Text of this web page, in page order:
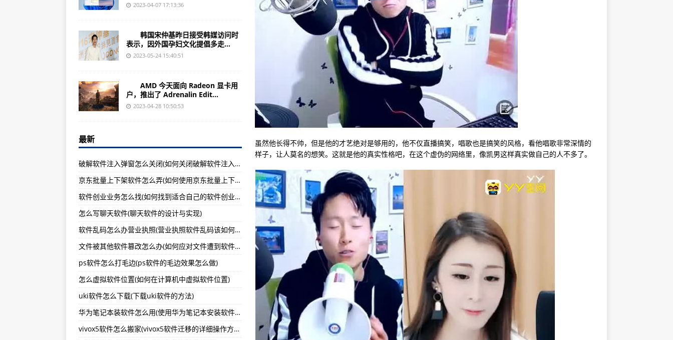
（2023年06月26日）【营养与食品】干饭人的外卖故事，健康点餐小窍门-动态:
（2023年06月26日）为期5个月！云南省三部门联合开展养老机构、建筑工地食堂食品安全专项检查-【世
界新视野】
（2023年06月26日）新食品原料巴拉圭冬青叶（马黛茶叶）公开征求意见-当前热点-
（2023年06月26日）部分中国日料餐厅因日本核污水计划停止进口日本海产品-【世界报资讯】
（2023年06月26日）麦当劳中国总部宣布100%全面采用MSC认证白鱼-天天要闻:
（2023年06月26日）国家市场监管总局到九江市调研特殊食品注册管理工作-环球通讯!
（2023年06月26日）抚州乐安县开展食品安全“两个责任”包保督导-天天观速讯丨
（2023年06月26日）四川首份食品安全检查事项清单出台-当前要闻:
（2023年06月26日）食品行业一周舆情信息汇总（6.19-6.25）-全球热点评!
（2023年06月26日）六安经济技术开发区召开食品药品安全委员会全体会议-视讯!
（2023年06月26日）许昌市市场监督管理局开展夏季重点食品生产企业专项检查-环球热资讯!
（2023年06月26日）带盒称重应“去皮”，“斤斤计较”不含糊-讯息:
（2023年06月26日）内蒙古自治区燕麦产业融合标准化示范区高分通过评估验收-环球今日报丨
（2023年06月26日）三门峡市开发区召开农村集体聚餐食品安全工作推进会-环球快资讯丨
（2023年06月26日）三门峡市开发区召开落实食品安全“两个责任”包保干部工作培训会-环球关注:
（2023年06月26日）国内外食育发展现状与未来发展趋势分享-天天实时:
（2023年06月26日）男子每天1斤杨梅狂吃20天要做血透！这样吃杨梅不用担心-【全球热闻】
全球资讯：中欧基金蓝小康：坚守价值平衡 看好三条主线
虽然他长得不帅，但是他的才艺绝对是够用的，他不仅直播搞笑，唱歌也是搞笑的风格，看他唱歌非常深情的
样子，让人莫名的想笑。这就是他的真实性格吧，在这个虚伪的网络里，像凯男这样真实做自己的人不多了。​
2023-04-07 17:13:36
韩国宋仲基昨日接受韩媒访问时
表示，因外国孕妇文化提倡多走...
2023-05-24 15:40:51
AMD 今天面向 Radeon 显卡用
户，推出了 Adrenalin Edit...
2023-04-28 10:50:53
最新
破解软件注入弹窗怎么关闭(如何关闭破解软件注入的弹窗)
京东批量上下架软件怎么弄(如何使用京东批量上下架软件)
软件创业业务怎么找(如何找到适合自己的软件创业业务)
怎么写聊天软件(聊天软件的设计与实现)
软件乱码怎么办营业执照(营业执照软件乱码该如何处理)
文件被其他软件篡改怎么办(如何应对文件遭到软件篡改的情况)
ps软件怎么打毛边(ps软件的毛边效果怎么做)
怎么虚拟软件位置(如何在计算机中虚拟软件位置)
uki软件怎么下载(下载uki软件的方法)
华为笔记本装软件怎么用(使用华为笔记本安装软件的流程)
vivox5软件怎么搬家(vivox5软件迁移的详细操作方法)